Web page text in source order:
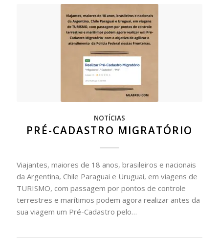
NOTÍCIAS
PRÉ-CADASTRO MIGRATÓRIO
Viajantes, maiores de 18 anos, brasileiros e nacionais
da Argentina, Chile Paraguai e Uruguai, em viagens de
TURISMO, com passagem por pontos de controle
terrestres e marítimos podem agora realizar antes da
sua viagem um Pré-Cadastro pelo…